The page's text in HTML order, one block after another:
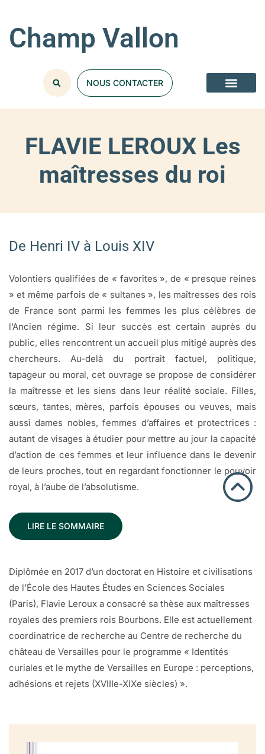
Champ Vallon
NOUS CONTACTER
FLAVIE LEROUX Les
maîtresses du roi
De Henri IV à Louis XIV
Volontiers qualifiées de « favorites », de « presque reines
» et même parfois de « sultanes », les maîtresses des rois
de France sont parmi les femmes les plus célèbres de
l’Ancien régime. Si leur succès est certain auprès du
public, elles rencontrent un accueil plus mitigé auprès des
chercheurs. Au-delà du portrait factuel, politique,
tapageur ou moral, cet ouvrage se propose de considérer
la maîtresse et les siens dans leur réalité sociale. Filles,
sœurs, tantes, mères, parfois épouses ou veuves, mais
aussi dames nobles, femmes d’affaires et protectrices :
autant de visages à étudier pour mettre au jour la capacité
d’action de ces femmes et leur influence dans le devenir
de leurs proches, tout en regardant fonctionner le pouvoir
royal, à l’aube de l’absolutisme.
LIRE LE SOMMAIRE
Diplômée en 2017 d’un doctorat en Histoire et civilisations
de l’École des Hautes Études en Sciences Sociales
(Paris), Flavie Leroux a consacré sa thèse aux maîtresses
royales des premiers rois Bourbons. Elle est actuellement
coordinatrice de recherche au Centre de recherche du
château de Versailles pour le programme « Identités
curiales et le mythe de Versailles en Europe : perceptions,
adhésions et rejets (XVIIIe-XIXe siècles) ».